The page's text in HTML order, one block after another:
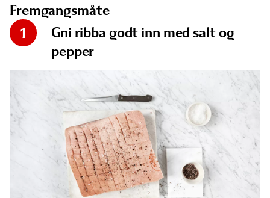
Fremgangsmåte
1
Gni ribba godt inn med salt og
pepper